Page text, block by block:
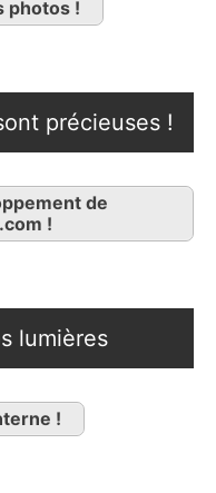
photos !
précieuses !
de
!
lumières
!